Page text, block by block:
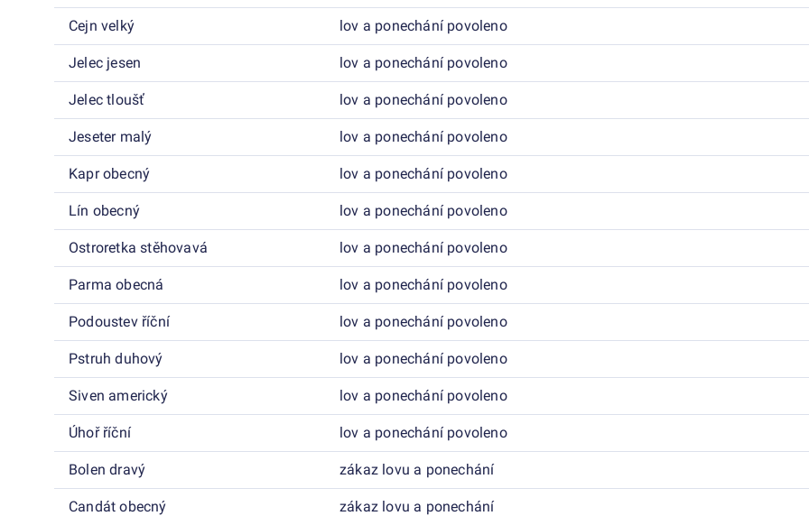
Cejn velký lov a ponechání povoleno
Jelec jesen lov a ponechání povoleno
Jelec tloušť lov a ponechání povoleno
Jeseter malý lov a ponechání povoleno
Kapr obecný lov a ponechání povoleno
Lín obecný lov a ponechání povoleno
Ostroretka stěhovavá lov a ponechání povoleno
Parma obecná lov a ponechání povoleno
Podoustev říční lov a ponechání povoleno
Pstruh duhový lov a ponechání povoleno
Siven americký lov a ponechání povoleno
Úhoř říční lov a ponechání povoleno
Bolen dravý zákaz lovu a ponechání
Candát obecný zákaz lovu a ponechání